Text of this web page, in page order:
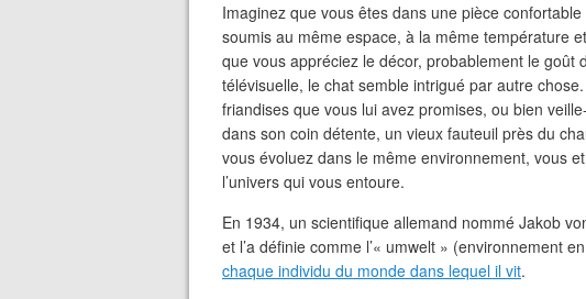
Imaginez que vous êtes dans une pièce
soumis au même espace, à la même température
que vous appréciez le décor, probablement le goût
télévisuelle, le chat semble intrigué par autre
friandises que vous lui avez promises, ou bien
dans son coin détente, un vieux fauteuil près du
vous évoluez dans le même environnement, vous
l’univers qui vous entoure.
En 1934, un scientifique allemand nommé Jakob
et l’a définie comme l’« umwelt » (environnement
chaque individu du monde dans lequel il vit.